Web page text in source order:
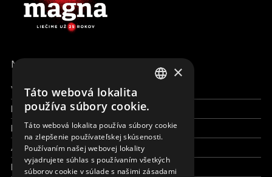
MENU
Všetky formy pomoci
Financie a reporty
Pracujte s nami
Aktuálne
Kto sme
CZECH
FRENCH
×
Táto webová lokalita
používa súbory cookie.
Táto webová lokalita používa súbory cookie
na zlepšenie používateľskej skúsenosti.
Používaním našej webovej lokality
vyjadrujete súhlas s používaním všetkých
súborov cookie v súlade s našimi zásadami